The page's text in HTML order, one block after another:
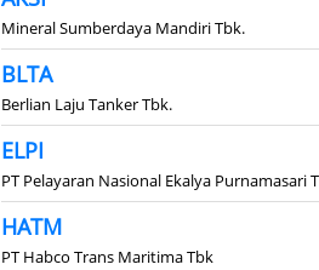
Mineral Sumberdaya Mandiri Tbk.
BLTA
Berlian Laju Tanker Tbk.
ELPI
PT Pelayaran Nasional Ekalya Purnamasari
HATM
PT Habco Trans Maritima Tbk